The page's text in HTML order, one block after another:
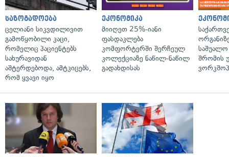
საზოგადოება
ცელიანი სიკვდილივით
გამოწყობილი კაცი,
რომელიც პაციენტებს
სახურავიდან
აშტერდებოდა, ამტკიცებს,
რომ ყვავი იყო
ეკონომიკა
მიიღეთ 25%-იანი
ფასდაკლება
კომფორტერში შერჩეულ
კოლექციაზე ნაწილ-ნაწილ
გადახდისას
საშუალო
შრომის